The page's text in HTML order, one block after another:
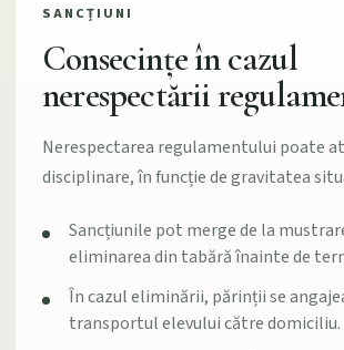
SANCȚIUNI
Consecințe în cazul
nerespectării
Nerespectarea regulamentului poate
disciplinare, în funcție de gravitatea
Sancțiunile pot merge de la
eliminarea din tabără înainte de
În cazul eliminării, părinții se
transportul elevului către domiciliu.